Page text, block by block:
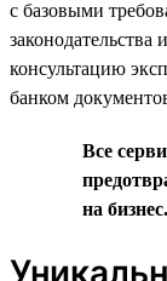
с базовыми
консультацию
банком
Все
на бизнес.